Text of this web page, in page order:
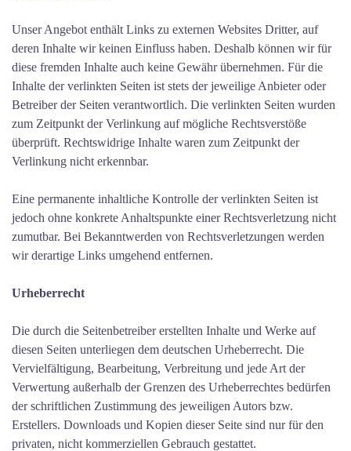
Unser Angebot enthält Links zu externen Websites Dritter, auf
deren Inhalte wir keinen Einfluss haben. Deshalb können wir für
diese fremden Inhalte auch keine Gewähr übernehmen. Für die
Inhalte der verlinkten Seiten ist stets der jeweilige Anbieter oder
Betreiber der Seiten verantwortlich. Die verlinkten Seiten wurden
zum Zeitpunkt der Verlinkung auf mögliche Rechtsverstöße
überprüft. Rechtswidrige Inhalte waren zum Zeitpunkt der
Verlinkung nicht erkennbar.
Eine permanente inhaltliche Kontrolle der verlinkten Seiten ist
jedoch ohne konkrete Anhaltspunkte einer Rechtsverletzung nicht
zumutbar. Bei Bekanntwerden von Rechtsverletzungen werden
wir derartige Links umgehend entfernen.
Urheberrecht
Die durch die Seitenbetreiber erstellten Inhalte und Werke auf
diesen Seiten unterliegen dem deutschen Urheberrecht. Die
Vervielfältigung, Bearbeitung, Verbreitung und jede Art der
Verwertung außerhalb der Grenzen des Urheberrechtes bedürfen
der schriftlichen Zustimmung des jeweiligen Autors bzw.
Erstellers. Downloads und Kopien dieser Seite sind nur für den
privaten, nicht kommerziellen Gebrauch gestattet.